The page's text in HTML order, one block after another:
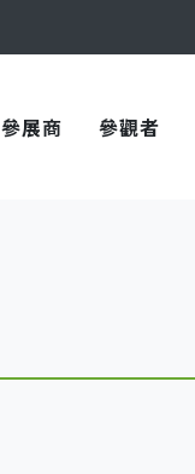
參展商 參觀者